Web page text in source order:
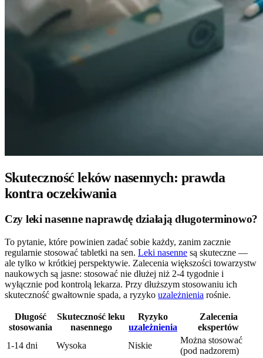
Skuteczność leków nasennych: prawda
kontra oczekiwania
Czy leki nasenne naprawdę działają długoterminowo?
To pytanie, które powinien zadać sobie każdy, zanim zacznie
regularnie stosować tabletki na sen. Leki nasenne są skuteczne —
ale tylko w krótkiej perspektywie. Zalecenia większości towarzystw
naukowych są jasne: stosować nie dłużej niż 2-4 tygodnie i
wyłącznie pod kontrolą lekarza. Przy dłuższym stosowaniu ich
skuteczność gwałtownie spada, a ryzyko uzależnienia rośnie.
Długość
stosowania
Skuteczność leku
nasennego
Ryzyko
uzależnienia
Zalecenia
ekspertów
1-14 dni
Wysoka Niskie
Można stosować
(pod nadzorem)